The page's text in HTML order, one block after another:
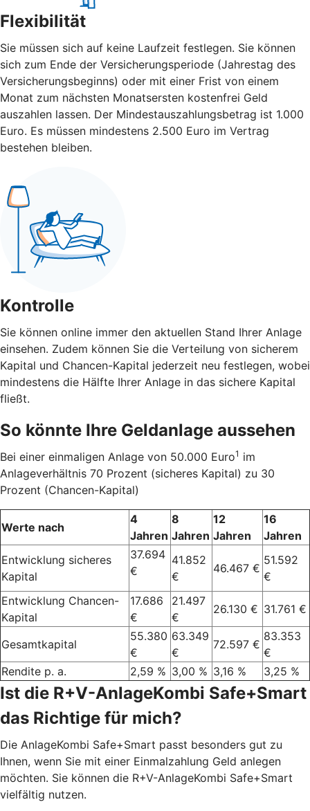
Flexibilität
Sie müssen sich auf keine Laufzeit festlegen. Sie können
sich zum Ende der Versicherungsperiode (Jahrestag des
Versicherungsbeginns) oder mit einer Frist von einem
Monat zum nächsten Monatsersten kostenfrei Geld
auszahlen lassen. Der Mindestauszahlungsbetrag ist 1.000
Euro. Es müssen mindestens 2.500 Euro im Vertrag
bestehen bleiben.
Kontrolle
Sie können online immer den aktuellen Stand Ihrer Anlage
einsehen. Zudem können Sie die Verteilung von sicherem
Kapital und Chancen-Kapital jederzeit neu festlegen, wobei
mindestens die Hälfte Ihrer Anlage in das sichere Kapital
fließt.
So könnte Ihre Geldanlage aussehen
Bei einer einmaligen Anlage von 50.000 Euro1 im
Anlageverhältnis 70 Prozent (sicheres Kapital) zu 30
Prozent (Chancen-Kapital)
Werte nach
4
Jahren
8
Jahren
12
Jahren
16
Jahren
Entwicklung sicheres
Kapital
37.694
€
41.852
€
46.467 €
51.592
€
Entwicklung Chancen-
Kapital
17.686
€
21.497
€
26.130 € 31.761 €
Gesamtkapital
55.380
€
63.349
€
72.597 €
83.353
€
Rendite p. a.
2,59 % 3,00 % 3,16 % 3,25 %
Ist die R+V-AnlageKombi Safe+Smart
das Richtige für mich?
Die AnlageKombi Safe+Smart passt besonders gut zu
Ihnen, wenn Sie mit einer Einmalzahlung Geld anlegen
möchten. Sie können die R+V-AnlageKombi Safe+Smart
vielfältig nutzen.